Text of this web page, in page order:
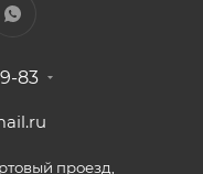
83
проезд,